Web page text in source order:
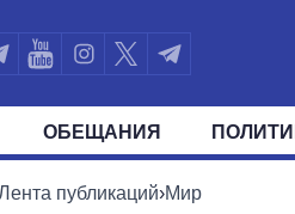
ОБЕЩАНИЯ
ВСЕ ПОЛИТИКИ ПРЕЗИДЕНТ И
публикаций›Мир